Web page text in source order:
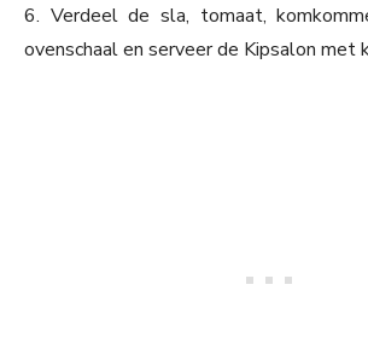
6. Verdeel de sla, tomaat,
ovenschaal en serveer de Kipsalon met